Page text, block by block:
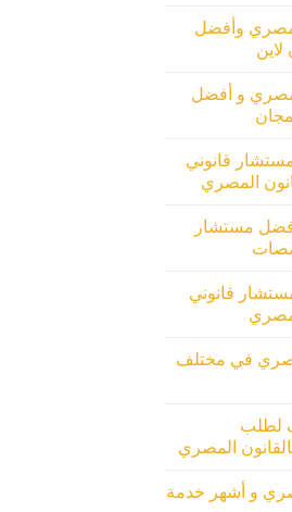
وأفضل
لاين
مصري و أفضل
قانوني
المصري
مستشار
قانوني
في مختلف
لطلب
المصري
و أشهر خدمة